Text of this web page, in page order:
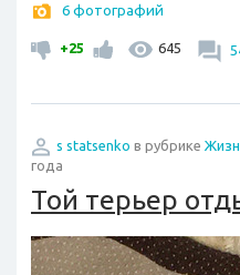
6 фотографий
+25 645
s statsenko в рубрике
года
Той терьер